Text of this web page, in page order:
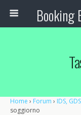
Home › Forum › IDS,
soggiorno